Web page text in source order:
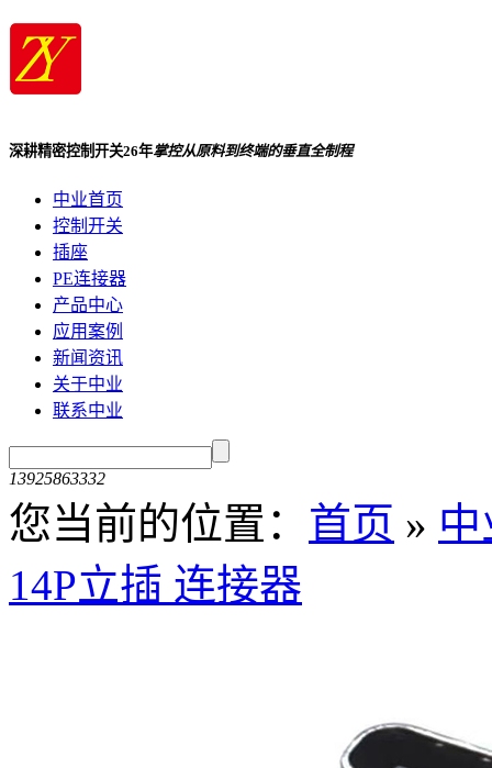
深耕精密控制开关26年掌控从原料到终端的垂直全制程
中业首页
控制开关
插座
PE连接器
产品中心
应用案例
新闻资讯
关于中业
联系中业
13925863332
您当前的位置： 首页 »
14P立插 连接器